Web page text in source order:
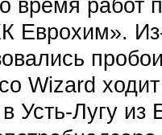
время работ
Из-
Wizard
Усть-Лугу из